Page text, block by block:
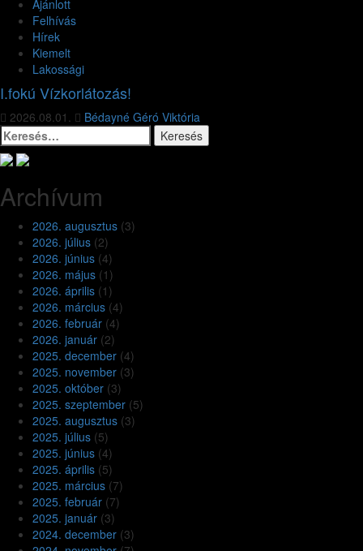
Ajánlott
Felhívás
Hírek
Kiemelt
Lakossági
I.fokú Vízkorlátozás!
2026.08.01. Bédayné Géró Viktória
Archívum
2026. augusztus (3)
2026. július (2)
2026. június (4)
2026. május (1)
2026. április (1)
2026. március (4)
2026. február (4)
2026. január (2)
2025. december (4)
2025. november (3)
2025. október (3)
2025. szeptember (5)
2025. augusztus (3)
2025. július (5)
2025. június (4)
2025. április (5)
2025. március (7)
2025. február (7)
2025. január (3)
2024. december (3)